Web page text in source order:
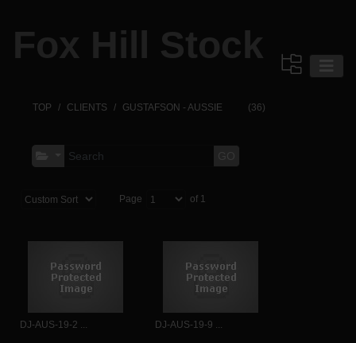
Fox Hill Stock
TOP CLIENTS GUSTAFSON - AUSSIE (36)
Page of 1
DJ-AUS-19-2 ... DJ-AUS-19-9 ...